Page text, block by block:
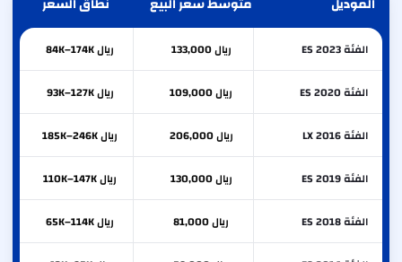
الموديل متوسط سعر البيع نطاق السعر
الفئة ES 2023 ريال 133,000 ريال 84K–174K
الفئة ES 2020 ريال 109,000 ريال 93K–127K
الفئة LX 2016 ريال 206,000 ريال 185K–246K
الفئة ES 2019 ريال 130,000 ريال 110K–147K
الفئة ES 2018 ريال 81,000 ريال 65K–114K